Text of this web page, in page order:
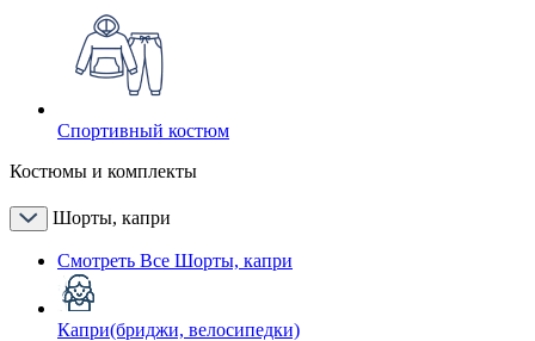
Спортивный костюм
Костюмы и комплекты
Шорты, капри
Смотреть Все Шорты, капри
Капри(бриджи, велосипедки)